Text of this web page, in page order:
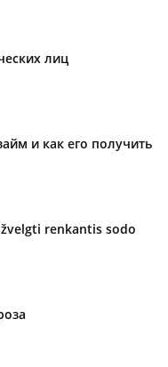
лиц
и как его получить
renkantis sodo